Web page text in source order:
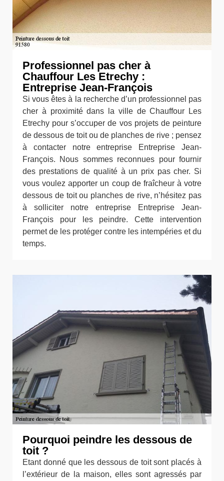
Professionnel pas cher à
Chauffour Les Etrechy :
Entreprise Jean-François
Si vous êtes à la recherche d’un professionnel pas
cher à proximité dans la ville de Chauffour Les
Etrechy pour s’occuper de vos projets de peinture
de dessous de toit ou de planches de rive ; pensez
à contacter notre entreprise Entreprise Jean-
François. Nous sommes reconnues pour fournir
des prestations de qualité à un prix pas cher. Si
vous voulez apporter un coup de fraîcheur à votre
dessous de toit ou planches de rive, n’hésitez pas
à solliciter notre entreprise Entreprise Jean-
François pour les peindre. Cette intervention
permet de les protéger contre les intempéries et du
temps.
Pourquoi peindre les dessous de
toit ?
Etant donné que les dessous de toit sont placés à
l’extérieur de la maison, elles sont agressés par